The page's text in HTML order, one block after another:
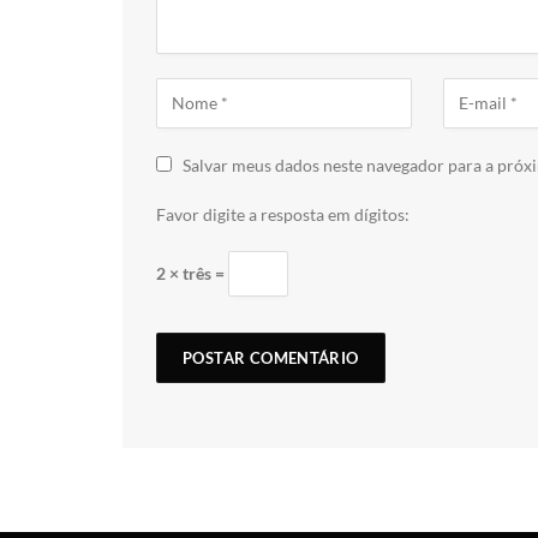
Salvar meus dados neste navegador para a
Favor digite a resposta em dígitos:
2 × três =